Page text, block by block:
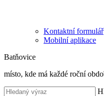
Kontaktní formulář
Mobilní aplikace
Batňovice
místo, kde má každé roční